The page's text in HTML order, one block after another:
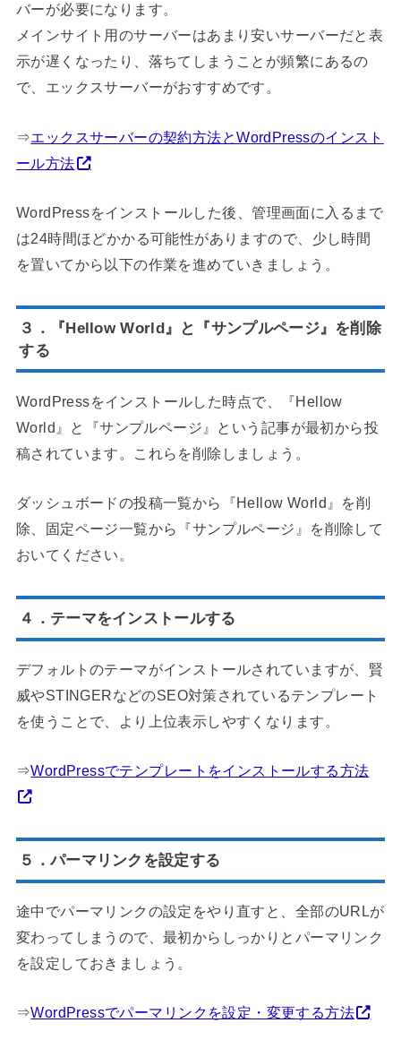
バーが必要になります。
メインサイト用のサーバーはあまり安いサーバーだと表
示が遅くなったり、落ちてしまうことが頻繁にあるの
で、エックスサーバーがおすすめです。
⇒エックスサーバーの契約方法とWordPressのインスト
ール方法
WordPressをインストールした後、管理画面に入るまで
は24時間ほどかかる可能性がありますので、少し時間
を置いてから以下の作業を進めていきましょう。
３．『Hellow World』と『サンプルページ』を削除
する
WordPressをインストールした時点で、『Hellow
World』と『サンプルページ』という記事が最初から投
稿されています。これらを削除しましょう。
ダッシュボードの投稿一覧から『Hellow World』を削
除、固定ページ一覧から『サンプルページ』を削除して
おいてください。
４．テーマをインストールする
デフォルトのテーマがインストールされていますが、賢
威やSTINGERなどのSEO対策されているテンプレート
を使うことで、より上位表示しやすくなります。
⇒WordPressでテンプレートをインストールする方法
５．パーマリンクを設定する
途中でパーマリンクの設定をやり直すと、全部のURLが
変わってしまうので、最初からしっかりとパーマリンク
を設定しておきましょう。
⇒WordPressでパーマリンクを設定・変更する方法